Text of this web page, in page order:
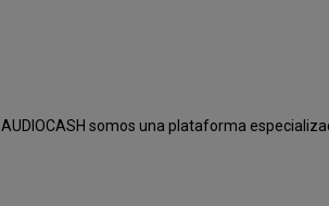
AUDIOCASH somos una plataforma